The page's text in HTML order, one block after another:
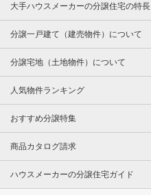
大手ハウスメーカーの分譲住宅の特長
分譲一戸建て（建売物件）について
分譲宅地（土地物件）について
人気物件ランキング
おすすめ分譲特集
商品カタログ請求
ハウスメーカーの分譲住宅ガイド